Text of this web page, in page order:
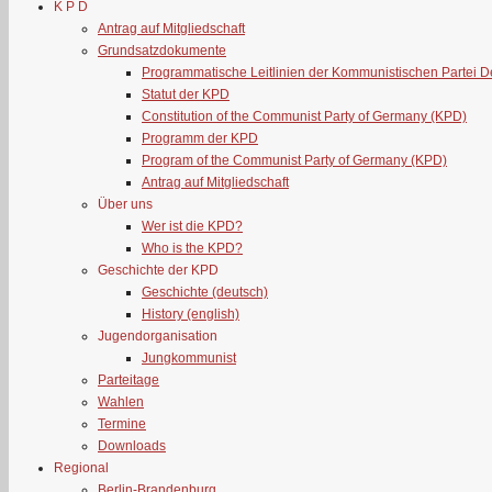
K P D
Antrag auf Mitgliedschaft
Grundsatzdokumente
Programmatische Leitlinien der Kommunistischen Partei
Statut der KPD
Constitution of the Communist Party of Germany (KPD)
Programm der KPD
Program of the Communist Party of Germany (KPD)
Antrag auf Mitgliedschaft
Über uns
Wer ist die KPD?
Who is the KPD?
Geschichte der KPD
Geschichte (deutsch)
History (english)
Jugendorganisation
Jungkommunist
Parteitage
Wahlen
Termine
Downloads
Regional